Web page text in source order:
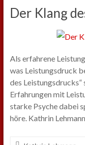
Der Klang
Als erfahrene
was Leistungsdruck
des Leistungsdrucks“
Erfahrungen mit
starke Psyche dabei
höre. Kathrin Lehmann